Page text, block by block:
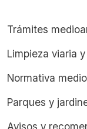
Trámites
Limpieza viaria
Normativa
Parques y
Avisos y